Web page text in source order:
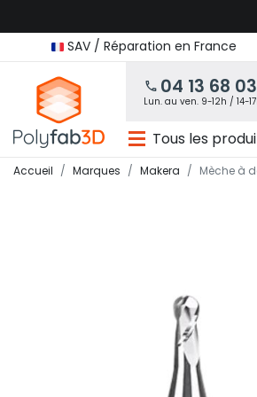
SAV / Réparation en France
04 13 68
Lun. au ven. 9-12h / 14-
Tous les
Accueil Marques Makera Mèche à